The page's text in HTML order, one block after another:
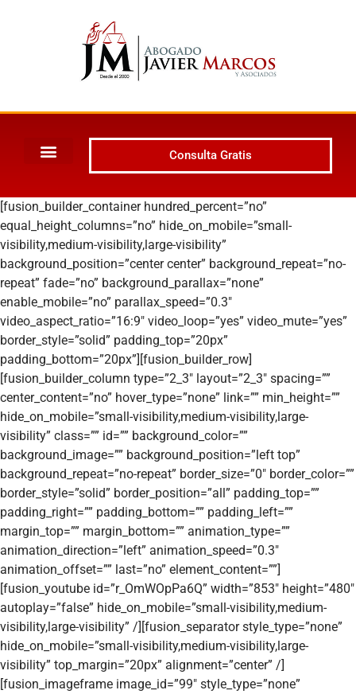
Consulta Gratis
[fusion_builder_container hundred_percent=”no”
equal_height_columns=”no” hide_on_mobile=”small-
visibility,medium-visibility,large-visibility”
background_position=”center center” background_repeat=”no-
repeat” fade=”no” background_parallax=”none”
enable_mobile=”no” parallax_speed=”0.3″
video_aspect_ratio=”16:9″ video_loop=”yes” video_mute=”yes”
border_style=”solid” padding_top=”20px”
padding_bottom=”20px”][fusion_builder_row]
[fusion_builder_column type=”2_3″ layout=”2_3″ spacing=””
center_content=”no” hover_type=”none” link=”” min_height=””
hide_on_mobile=”small-visibility,medium-visibility,large-
visibility” class=”” id=”” background_color=””
background_image=”” background_position=”left top”
background_repeat=”no-repeat” border_size=”0″ border_color=””
border_style=”solid” border_position=”all” padding_top=””
padding_right=”” padding_bottom=”” padding_left=””
margin_top=”” margin_bottom=”” animation_type=””
animation_direction=”left” animation_speed=”0.3″
animation_offset=”” last=”no” element_content=””]
[fusion_youtube id=”r_OmWOpPa6Q” width=”853″ height=”480″
autoplay=”false” hide_on_mobile=”small-visibility,medium-
visibility,large-visibility” /][fusion_separator style_type=”none”
hide_on_mobile=”small-visibility,medium-visibility,large-
visibility” top_margin=”20px” alignment=”center” /]
[fusion_imageframe image_id=”99″ style_type=”none”